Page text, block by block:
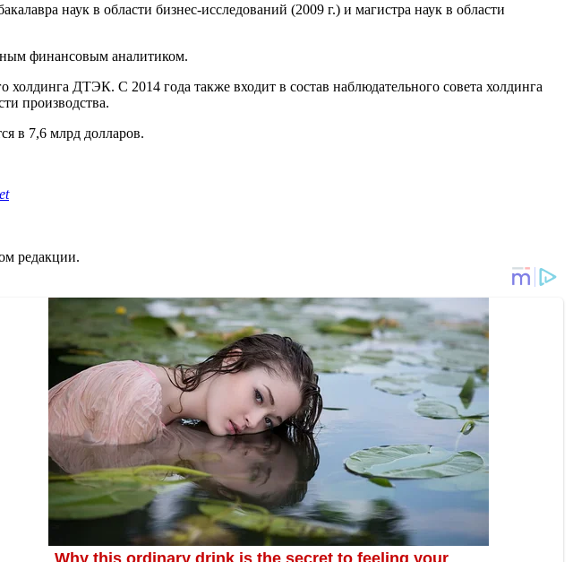
наук в области бизнес-исследований (2009 г.) и магистра наук в области
финансовым аналитиком.
ДТЭК. С 2014 года также входит в состав наблюдательного совета холдинга
производства.
в 7,6 млрд долларов.
редакции.